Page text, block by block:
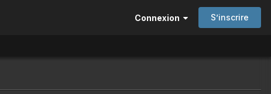
Connexion S’inscrire